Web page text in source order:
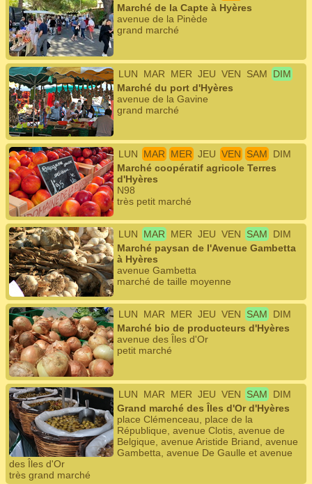
Marché de la Capte à Hyères
avenue de la Pinède
grand marché
LUN MAR MER JEU VEN SAM
DIM
Marché du port d'Hyères
avenue de la Gavine
grand marché
LUN MAR MER JEU VEN SAM
DIM
Marché coopératif agricole Terres
d'Hyères
N98
très petit marché
LUN MAR MER JEU VEN SAM
DIM
Marché paysan de l'Avenue Gambetta
à Hyères
avenue Gambetta
marché de taille moyenne
LUN MAR MER JEU VEN SAM
DIM
Marché bio de producteurs d'Hyères
avenue des Îles d'Or
petit marché
LUN MAR MER JEU VEN SAM
DIM
Grand marché des Îles d'Or d'Hyères
place Clémenceau, place de la
République, avenue Clotis, avenue de
Belgique, avenue Aristide Briand, avenue
Gambetta, avenue De Gaulle et avenue
des Îles d'Or
très grand marché